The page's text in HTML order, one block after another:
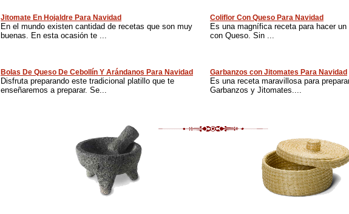
Jitomate En Hojaldre Para Navidad
En el mundo existen cantidad de recetas que son muy
buenas. En esta ocasión te ...
Coliflor Con Queso Para Navidad
Es una magnífica receta para hacer
con Queso. Sin ...
Bolas De Queso De Cebollín Y Arándanos Para Navidad
Disfruta preparando este tradicional platillo que te
enseñaremos a preparar. Se...
Garbanzos con Jitomates Para Navidad
Es una receta maravillosa para
Garbanzos y Jitomates....